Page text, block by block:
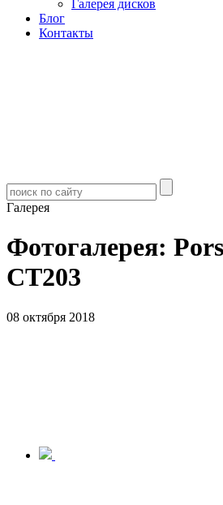
Галерея дисков
Блог
Контакты
Галерея
Фотогалерея:
CT203
08 октября 2018